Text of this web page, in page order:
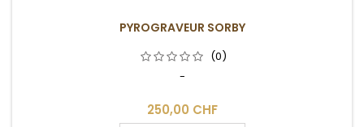
PYROGRAVEUR SORBY
(0)
-
250,00 CHF